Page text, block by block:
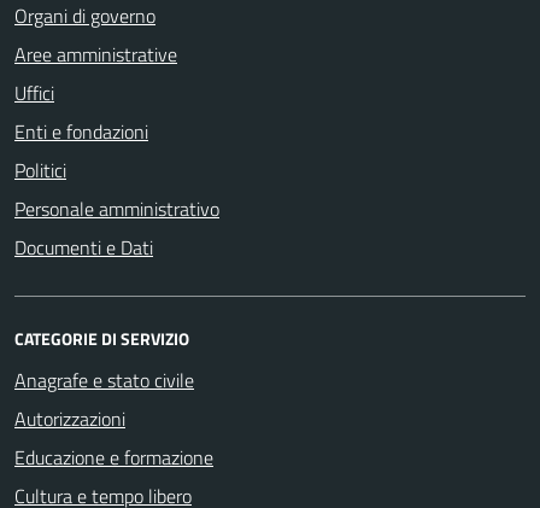
Organi di governo
Aree amministrative
Uffici
Enti e fondazioni
Politici
Personale amministrativo
Documenti e Dati
CATEGORIE DI SERVIZIO
Anagrafe e stato civile
Autorizzazioni
Educazione e formazione
Cultura e tempo libero